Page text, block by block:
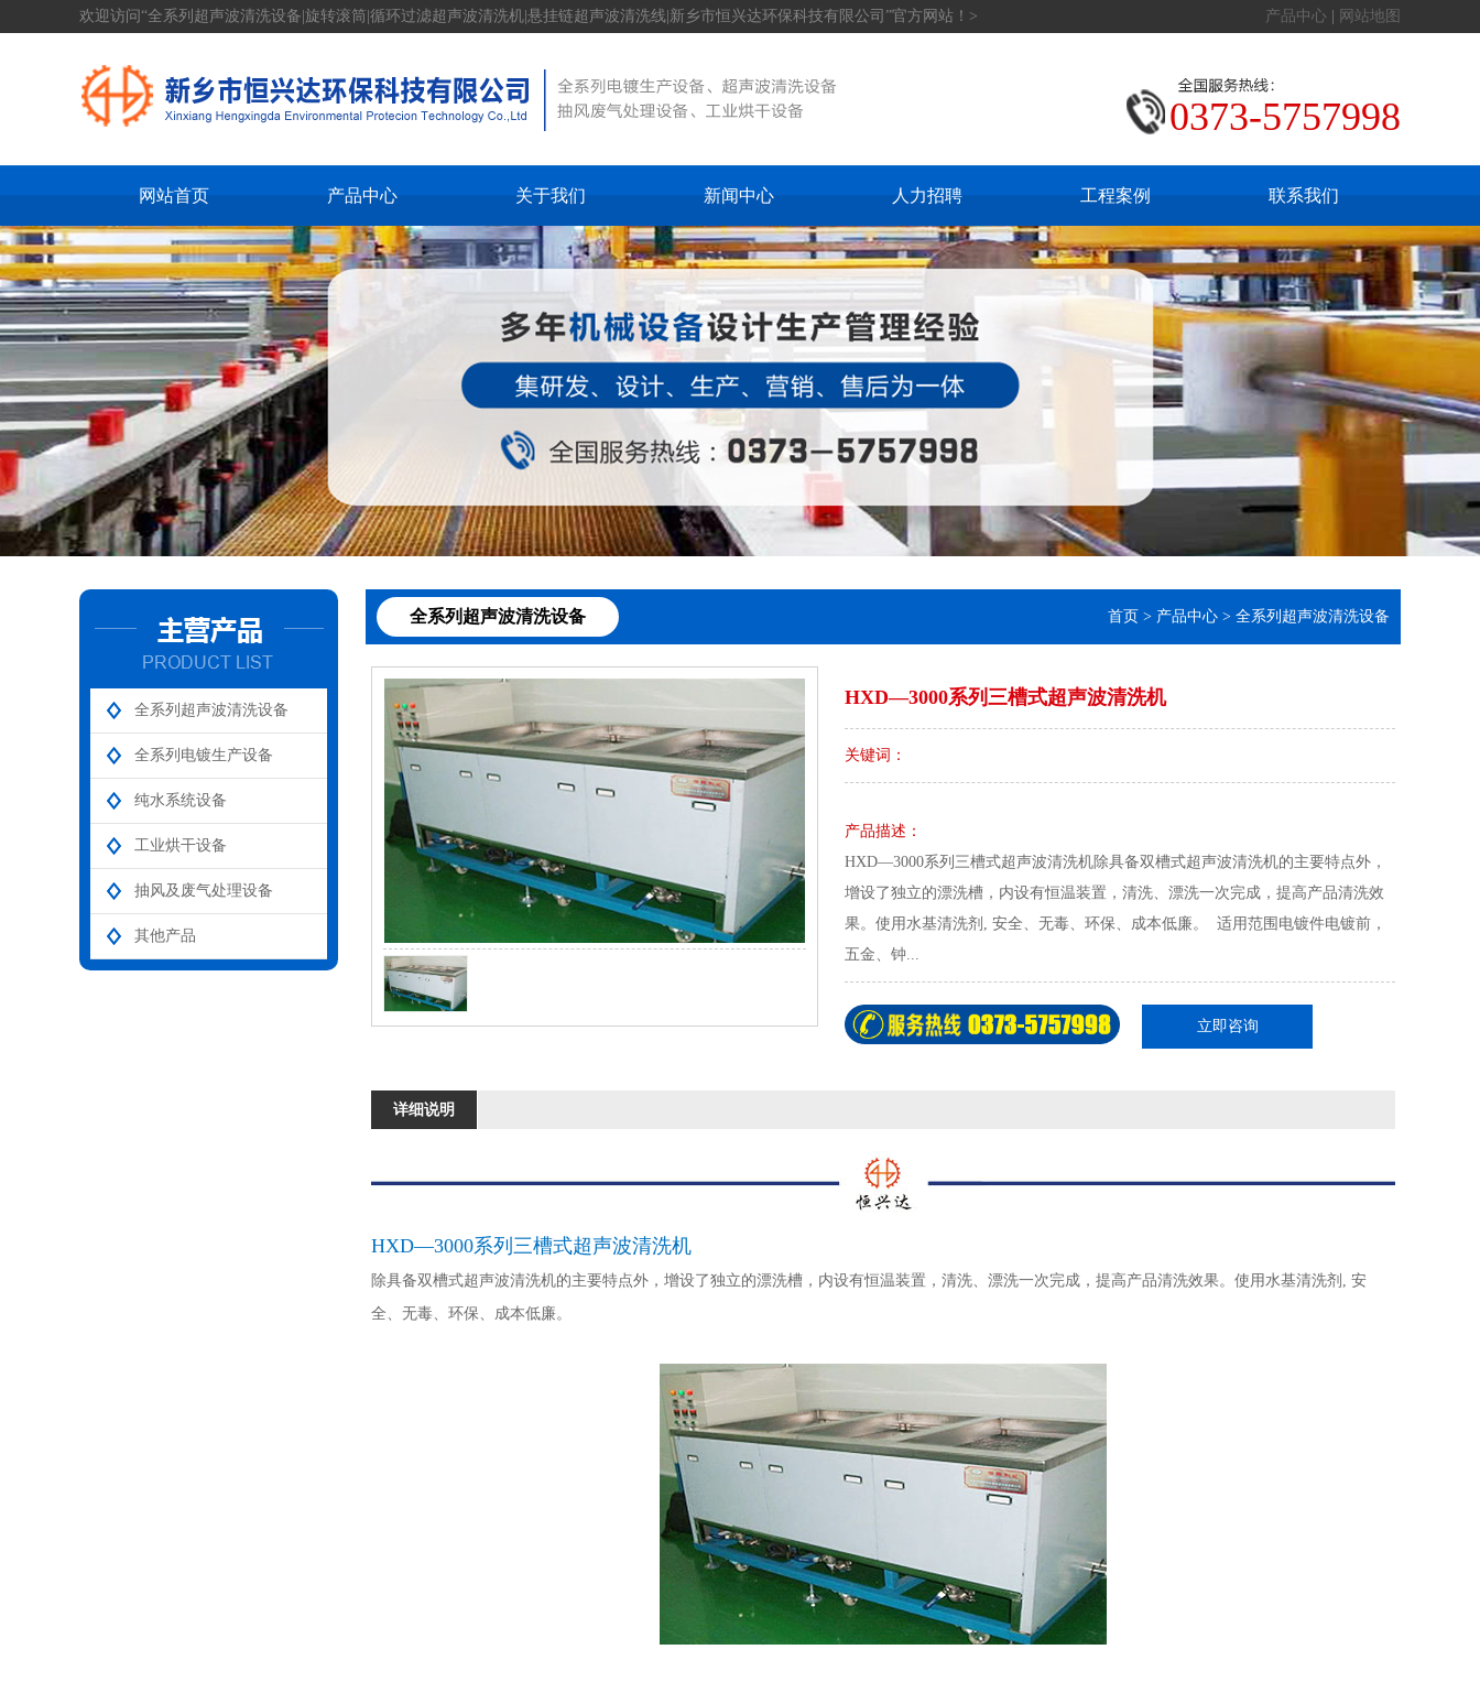
欢迎访问“全系列超声波清洗设备|旋转滚筒|循环过滤超声波清洗机|悬挂链超声波清洗线|新乡市恒兴达环保科技有限公司”官方网站！> 产品中心 网站地图
0373-5757998
网站首页 产品中心 关于我们 新闻中心 人力招聘 工程案例 联系我们
全系列超声波清洗设备
全系列电镀生产设备
纯水系统设备
工业烘干设备
抽风及废气处理设备
其他产品
全系列超声波清洗设备 首页 > 产品中心 > 全系列超声波清洗设备
HXD—3000系列三槽式超声波清洗机
关键词：
产品描述：
HXD—3000系列三槽式超声波清洗机除具备双槽式超声波清洗机的主要特点外，
增设了独立的漂洗槽，内设有恒温装置，清洗、漂洗一次完成，提高产品清洗效
果。使用水基清洗剂, 安全、无毒、环保、成本低廉。 适用范围电镀件电镀前，
五金、钟...
立即咨询
详细说明
HXD—3000系列三槽式超声波清洗机
除具备双槽式超声波清洗机的主要特点外，增设了独立的漂洗槽，内设有恒温装置，清洗、漂洗一次完成，提高产品清洗效果。使用水基清洗剂, 安
全、无毒、环保、成本低廉。